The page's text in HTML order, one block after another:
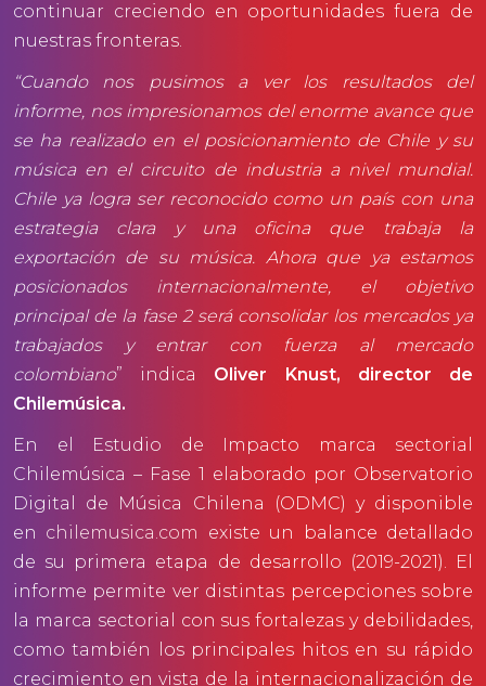
continuar creciendo en oportunidades fuera de
nuestras fronteras.
“Cuando nos pusimos a ver los resultados del
informe, nos impresionamos del enorme avance que
se ha realizado en el posicionamiento de Chile y su
música en el circuito de industria a nivel mundial.
Chile ya logra ser reconocido como un país con una
estrategia clara y una oficina que trabaja la
exportación de su música. Ahora que ya estamos
posicionados internacionalmente, el objetivo
principal de la fase 2 será consolidar los mercados ya
trabajados y entrar con fuerza al mercado
colombiano” indica Oliver Knust, director de
Chilemúsica.
En el Estudio de Impacto marca sectorial
Chilemúsica – Fase 1 elaborado por Observatorio
Digital de Música Chilena (ODMC) y disponible
en chilemusica.com
existe un balance detallado
de su primera etapa de desarrollo (2019-2021). El
informe permite ver distintas percepciones sobre
la marca sectorial con sus fortalezas y debilidades,
como también los principales hitos en su rápido
crecimiento en vista de la internacionalización de